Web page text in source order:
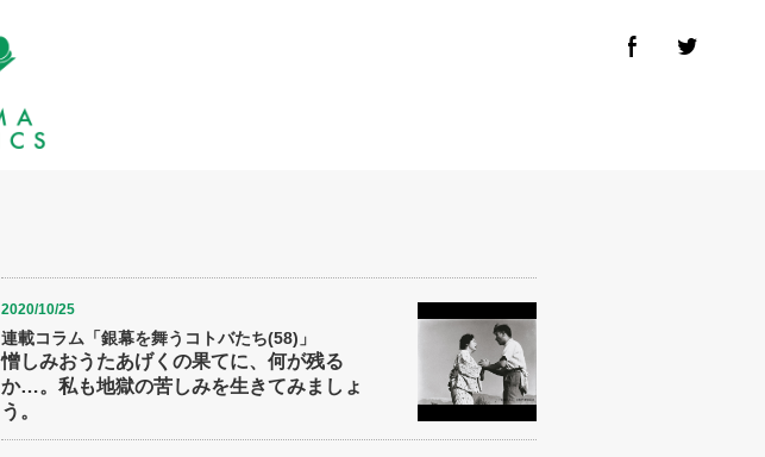
2020/10/25
連載コラム「銀幕を舞うコトバたち(58)」
憎しみおうたあげくの果てに、何が残る
か…。私も地獄の苦しみを生きてみましょ
う。